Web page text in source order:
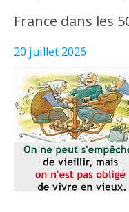
France dans les
20 juillet 2026